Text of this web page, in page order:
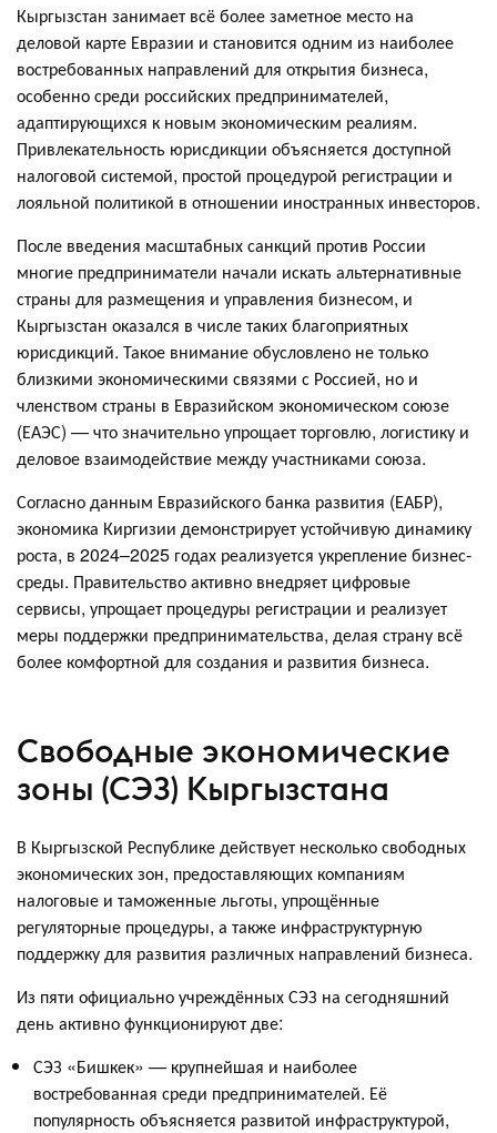
Кыргызстан занимает всё более заметное место на
деловой карте Евразии и становится одним из наиболее
востребованных направлений для открытия бизнеса,
особенно среди российских предпринимателей,
адаптирующихся к новым экономическим реалиям.
Привлекательность юрисдикции объясняется доступной
налоговой системой, простой процедурой регистрации и
лояльной политикой в отношении иностранных инвесторов.
После введения масштабных санкций против России
многие предприниматели начали искать альтернативные
страны для размещения и управления бизнесом, и
Кыргызстан оказался в числе таких благоприятных
юрисдикций. Такое внимание обусловлено не только
близкими экономическими связями с Россией, но и
членством страны в Евразийском экономическом союзе
(ЕАЭС) — что значительно упрощает торговлю, логистику и
деловое взаимодействие между участниками союза.
Согласно данным Евразийского банка развития (ЕАБР),
экономика Киргизии демонстрирует устойчивую динамику
роста, в 2024–2025 годах реализуется укрепление бизнес-
среды. Правительство активно внедряет цифровые
сервисы, упрощает процедуры регистрации и реализует
меры поддержки предпринимательства, делая страну всё
более комфортной для создания и развития бизнеса.
Свободные экономические
зоны (СЭЗ) Кыргызстана
В Кыргызской Республике действует несколько свободных
экономических зон, предоставляющих компаниям
налоговые и таможенные льготы, упрощённые
регуляторные процедуры, а также инфраструктурную
поддержку для развития различных направлений бизнеса.
Из пяти официально учреждённых СЭЗ на сегодняшний
день активно функционируют две:
СЭЗ «Бишкек» — крупнейшая и наиболее
востребованная среди предпринимателей. Её
популярность объясняется развитой инфраструктурой,